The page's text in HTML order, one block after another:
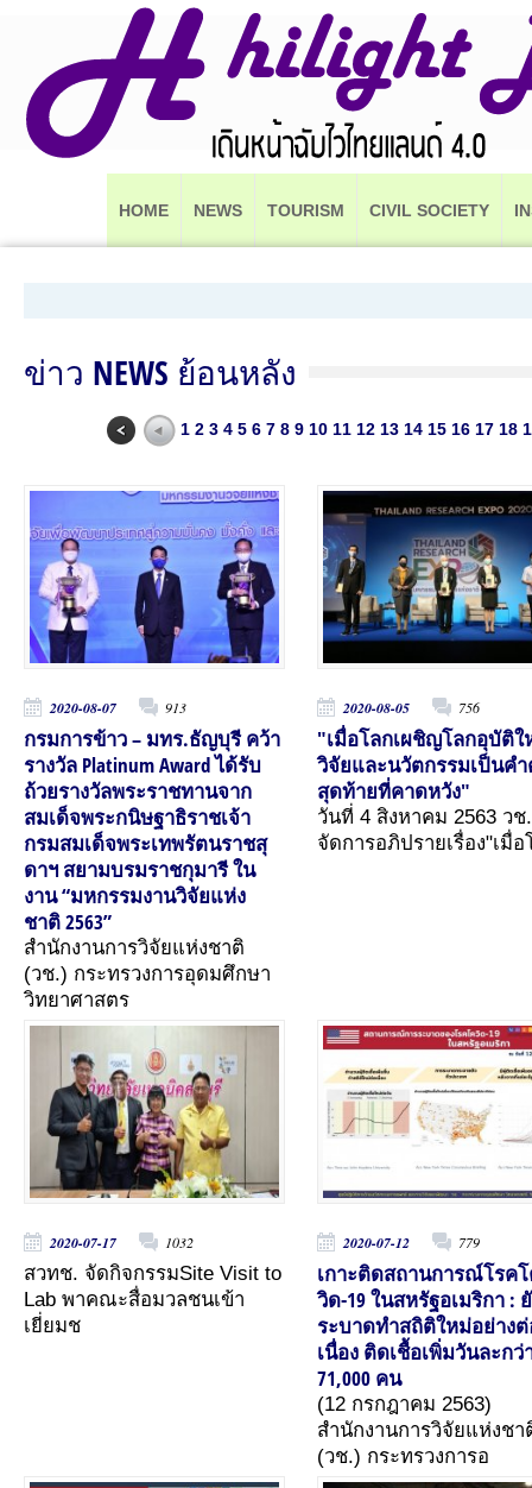
HOME NEWS TOURISM CIVIL SOCIETY
ข่าว NEWS ย้อนหลัง
1 2 3 4 5 6 7 8 9 10 11 12 13 14 15 16 17 18
2020-08-07 913
กรมการข้าว – มทร.ธัญบุรี คว้า
รางวัล Platinum Award ได้รับ
ถ้วยรางวัลพระราชทานจาก
สมเด็จพระกนิษฐาธิราชเจ้า
กรมสมเด็จพระเทพรัตนราชสุ
ดาฯ สยามบรมราชกุมารี ใน
งาน “มหกรรมงานวิจัยแห่ง
ชาติ 2563”
สำนักงานการวิจัยแห่งชาติ
(วช.) กระทรวงการอุดมศึกษา
วิทยาศาสตร
2020-08-05 756
"เมื่อโลกเผชิญโลกอุบัติใ
วิจัยและนวัตกรรมเป็นค
สุดท้ายที่คาดหวัง"
วันที่ 4 สิงหาคม 2563 วช.
จัดการอภิปรายเรื่อง"เมื่อ
2020-07-17 1032
สวทช. จัดกิจกรรม​Site Visit to
Lab พาคณะสื่อมวลชนเข้า
เยี่ยมช
2020-07-12 779
เกาะติดสถานการณ์โรค
วิด-19 ในสหรัฐอเมริกา :
ระบาดทำสถิติใหม่อย่าง
เนื่อง ติดเชื้อเพิ่มวันละกว่
71,000 คน
(12 กรกฎาคม 2563)
สำนักงานการวิจัยแห่งชา
(วช.) กระทรวงการอ